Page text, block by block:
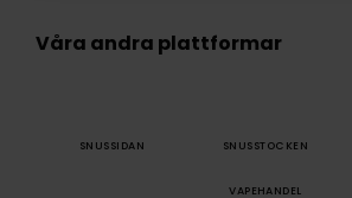
Våra andra plattformar
SNUSSIDAN SNUSSTOCKEN
VAPEHANDEL